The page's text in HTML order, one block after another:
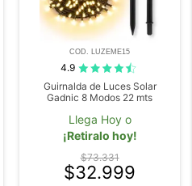
COD. LUZEME15
4.9
Guirnalda de Luces Solar
Gadnic 8 Modos 22 mts
Llega Hoy o
¡Retiralo hoy!
$73.331
$32.999